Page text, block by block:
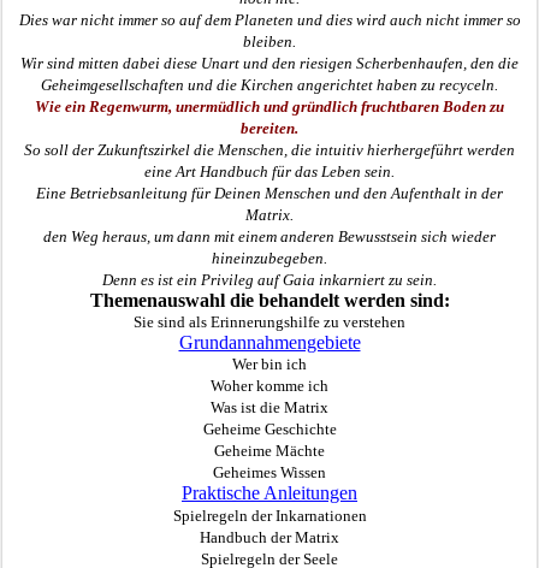
Dies war nicht immer so auf dem Planeten und dies wird auch nicht immer so
bleiben.
Wir sind mitten dabei diese Unart und den riesigen Scherbenhaufen, den die
Geheimgesellschaften und die Kirchen angerichtet haben zu recyceln.
Wie ein Regenwurm, unermüdlich und gründlich fruchtbaren Boden zu
bereiten.
So soll der Zukunftszirkel die Menschen, die intuitiv hierhergeführt werden
eine Art Handbuch für das Leben sein.
Eine Betriebsanleitung für Deinen Menschen und den Aufenthalt in der
Matrix.
den Weg heraus, um dann mit einem anderen Bewusstsein sich wieder
hineinzubegeben.
Denn es ist ein Privileg auf Gaia inkarniert zu sein.
Themenauswahldie behandelt werden sind:
Sie sind als Erinnerungshilfe zu verstehen
Grundannahmengebiete
Wer bin ich
Woher komme ich
Was ist die Matrix
Geheime Geschichte
Geheime Mächte
Geheimes Wissen
Praktische Anleitungen
Spielregeln der Inkarnationen
Handbuch der Matrix
Spielregeln der Seele